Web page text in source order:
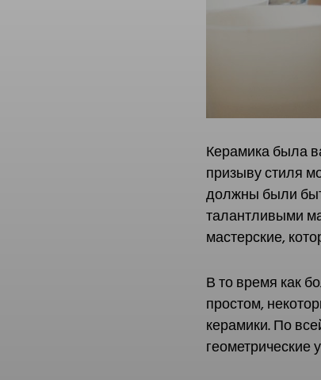
Керамика была
призыву стиля
должны были
талантливыми
мастерские,
В то время как
простом,
керамики. По